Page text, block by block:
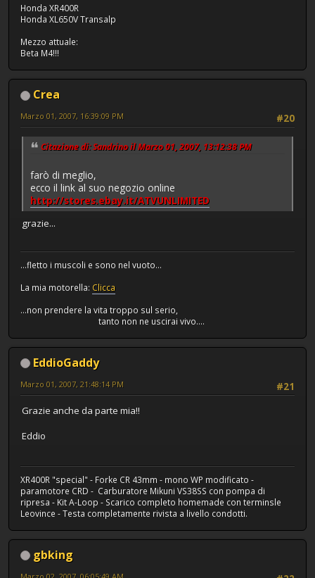
Honda XR400R
Honda XL650V Transalp
Mezzo attuale:
Beta M4!!!
Crea
#20
Marzo 01, 2007, 16:39:09 PM
Citazione di: Sandrino il Marzo 01, 2007, 13:12:38 PM
farò di meglio,
ecco il link al suo negozio online
http://stores.ebay.it/ATVUNLIMITED
grazie...
...fletto i muscoli e sono nel vuoto...
La mia motorella: Clicca
...non prendere la vita troppo sul serio,
tanto non ne uscirai vivo....
EddioGaddy
#21
Marzo 01, 2007, 21:48:14 PM
Grazie anche da parte mia!!
Eddio
XR400R "special" - Forke CR 43mm - mono WP modificato -
paramotore CRD - Carburatore Mikuni VS38SS con pompa di
ripresa - Kit A-Loop - Scarico completo homemade con terminsle
Leovince - Testa completamente rivista a livello condotti.
gbking